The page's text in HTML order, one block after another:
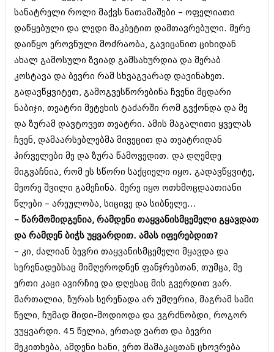
ივლისი 2016 (211)
ივნისი 2016 (221)
მაისი 2016 (261)
აპრილი 2016 (215)
მარტი 2016 (200)
თებერვალი 2016 (250)
დეკემბერი 2015 (207)
ნოემბერი 2015 (264)
ოქტომბერი 2015 (204)
სექტემბერი 2015 (215)
აგვისტო 2015 (286)
ივლისი 2015 (173)
ივნისი 2015 (261)
მაისი 2015 (194)
აპრილი 2015 (208)
მარტი 2015 (365)
თებერვალი 2015 (286)
იანვარი 2015 (247)
ნოემბერი 2014 (290)
ოქტომბერი 2014 (292)
სექტემბერი 2014 (394)
აგვისტო 2014 (248)
ივლისი 2014 (313)
ივნისი 2014 (366)
მაისი 2014 (313)
აპრილი 2014 (290)
სანატრელი როლი მაქვს ნათამაშები – ოფელიათი
დაწყებული და ლედი მაკბეტით დამთავრებული. მერე
დაიწყო ეროვნული მოძრაობა, გავიცანით ციხიდან
ახალ გამოსული ზვიად გამსახურდია და მერაბ
კოსტავა და ბევრი რამ სხვაგვარად დავინახეთ.
გადავწყვიტეთ, გამოგვესწორებინა ჩვენი მცდარი
ნაბიჯი, თეატრი მეტეხის ტაძარში რომ გვქონდა და მე
და ზურამ დავტოვეთ თეატრი. ამის მაგალითი ყველას
ჩვენ, დამაარსებლებმა მივეცით და თეატრიდან
პირველები მე და ზურა წამოვედით. და დღემდე
მიგვაჩნია, რომ ეს სწორი საქციელი იყო. გადავწყვიტე,
მეორე შვილი გამეჩინა. მერე იყო ოთხმოცდაათიანი
წლები – არეულობა, სიცივე და სიბნელე...
– წარმომიდგენია, რამდენი თაყვანისმცემელი გყავდათ
და რამდენ ბიჭს უყვარდით. ამას იფერებდით?
– კი, ძალიან ბევრი თაყვანისმცემელი მყავდა და
სერენადებსაც მიმღეროდნენ ფანჯრებთან, თუმცა, მე
ერთი კაცი ავირჩიე და დღესაც მის გვერდით ვარ.
მართალია, ზურას სერენადა არ უმღერია, მაგრამ სამი
წელი, ჩუმად მიდი-მოდიოდა და ვგრძნობდი, როგორ
ვუყვარდი. 45 წელია, ერთად ვართ და ბევრი
მეკითხება, ამდენი ხანი, ერთ მამაკაცთან ცხოვრება